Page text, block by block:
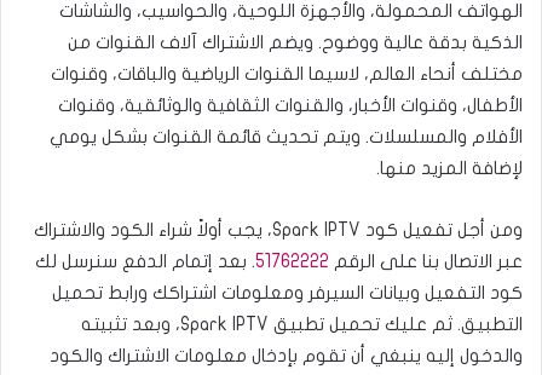
الهواتف المحمولة، والأجهزة اللوحية، والحواسيب، والشاشات
الذكية بدقة عالية ووضوح. ويضم الاشتراك آلاف القنوات من
مختلف أنحاء العالم، لاسيما القنوات الرياضية والباقات، وقنوات
الأطفال، وقنوات الأخبار، والقنوات الثقافية والوثائقية، وقنوات
الأفلام والمسلسلات. ويتم تحديث قائمة القنوات بشكل يومي
لإضافة المزيد منها.
ومن أجل تفعيل كود Spark IPTV، يجب أولاً شراء الكود والاشتراك
عبر الاتصال بنا على الرقم 51762222. بعد إتمام الدفع سنرسل لك
كود التفعيل وبيانات السيرفر ومعلومات اشتراكك ورابط تحميل
التطبيق. ثم عليك تحميل تطبيق Spark IPTV، وبعد تثبيته
والدخول إليه ينبغي أن تقوم بإدخال معلومات الاشتراك والكود